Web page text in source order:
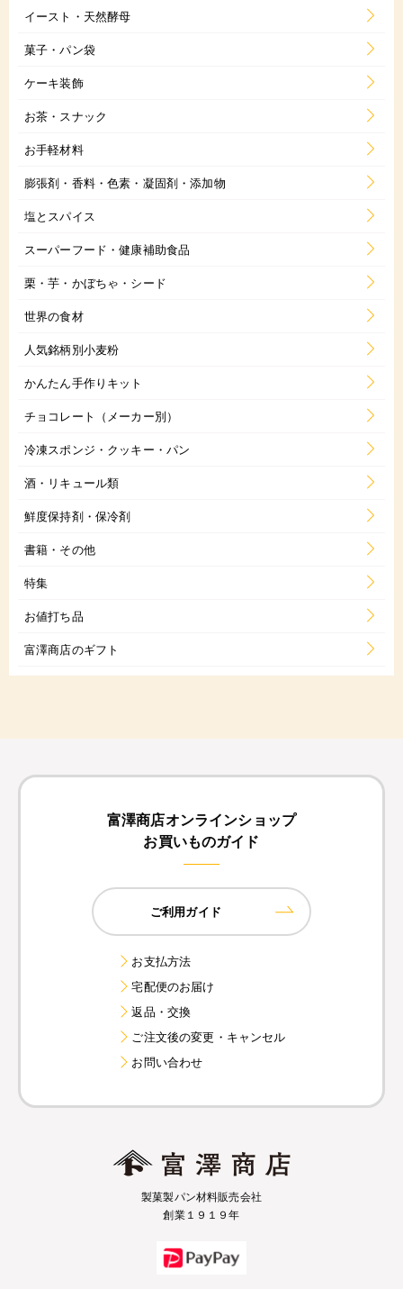
イースト・天然酵母
菓子・パン袋
ケーキ装飾
お茶・スナック
お手軽材料
膨張剤・香料・色素・凝固剤・添加物
塩とスパイス
スーパーフード・健康補助食品
栗・芋・かぼちゃ・シード
世界の食材
人気銘柄別小麦粉
かんたん手作りキット
チョコレート（メーカー別）
冷凍スポンジ・クッキー・パン
酒・リキュール類
鮮度保持剤・保冷剤
書籍・その他
特集
お値打ち品
富澤商店のギフト
富澤商店オンラインショップ
お買いものガイド
ご利用ガイド
お支払方法
宅配便のお届け
返品・交換
ご注文後の変更・キャンセル
お問い合わせ
製菓製パン材料販売会社
創業１９１９年